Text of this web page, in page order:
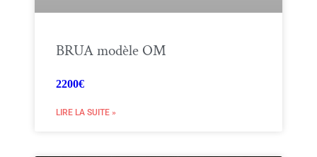
BRUA modèle OM
2200€
LIRE LA SUITE »